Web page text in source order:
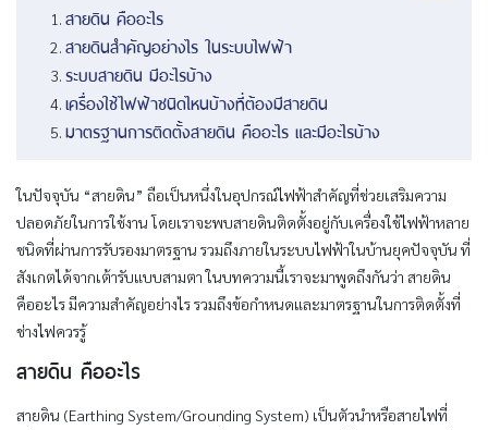
สายดิน คืออะไร
สายดินสำคัญอย่างไร ในระบบไฟฟ้า
ระบบสายดิน มีอะไรบ้าง
เครื่องใช้ไฟฟ้าชนิดไหนบ้างที่ต้องมีสายดิน
มาตรฐานการติดตั้งสายดิน คืออะไร และมีอะไรบ้าง
ในปัจจุบัน “สายดิน” ถือเป็นหนึ่งในอุปกรณ์ไฟฟ้าสำคัญที่ช่วยเสริมความ
ปลอดภัยในการใช้งาน โดยเราจะพบสายดินติดตั้งอยู่กับเครื่องใช้ไฟฟ้าหลาย
ชนิดที่ผ่านการรับรองมาตรฐาน รวมถึงภายในระบบไฟฟ้าในบ้านยุคปัจจุบัน ที่
สังเกตได้จากเต้ารับแบบสามตา ในบทความนี้เราจะมาพูดถึงกันว่า สายดิน
คืออะไร มีความสำคัญอย่างไร รวมถึงข้อกำหนดและมาตรฐานในการติดตั้งที่
ช่างไฟควรรู้
สายดิน คืออะไร
สายดิน (Earthing System/Grounding System) เป็นตัวนำหรือสายไฟที่